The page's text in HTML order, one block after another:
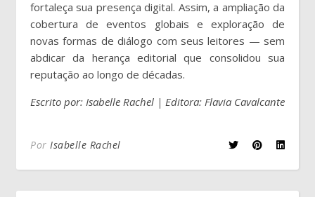
fortaleça sua presença digital. Assim, a ampliação da
cobertura de eventos globais e exploração de
novas formas de diálogo com seus leitores — sem
abdicar da herança editorial que consolidou sua
reputação ao longo de décadas.
Escrito por: Isabelle Rachel | Editora: Flavia Cavalcante
Por Isabelle Rachel